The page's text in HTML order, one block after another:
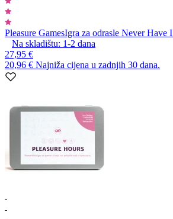
Pleasure GamesIgra za odrasle Never Have
Na skladištu: 1-2 dana
27,95 €
20,96 € Najniža cijena u zadnjih 30 dana.